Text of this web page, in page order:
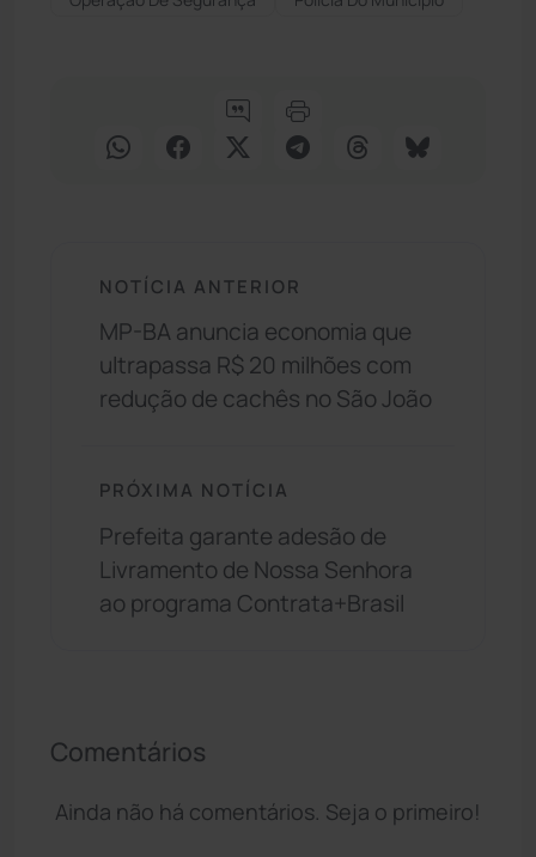
NOTÍCIA ANTERIOR
MP-BA anuncia economia que
ultrapassa R$ 20 milhões com
redução de cachês no São João
PRÓXIMA NOTÍCIA
Prefeita garante adesão de
Livramento de Nossa Senhora
ao programa Contrata+Brasil
Comentários
Ainda não há comentários. Seja o primeiro!